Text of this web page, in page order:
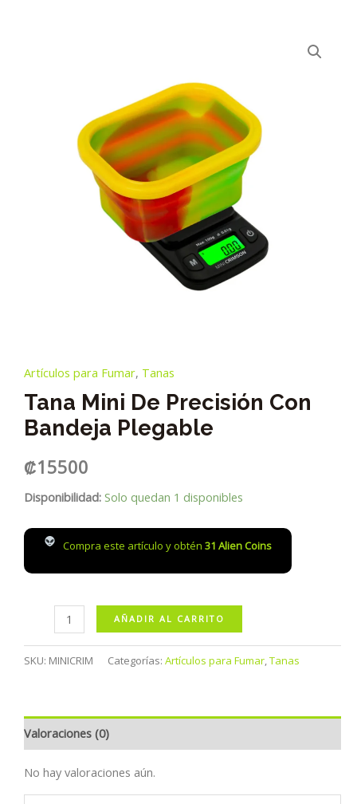
Artículos para Fumar, Tanas
Tana Mini De Precisión Con
Bandeja Plegable
₡15500
Disponibilidad: Solo quedan 1 disponibles
Compra este artículo y obtén 31 Alien Coins
de
Bandeja
cantidad
AÑADIR AL CARRITO
SKU: MINICRIM Categorías: Artículos para Fumar,Tanas
Valoraciones (0)
No hay valoraciones aún.